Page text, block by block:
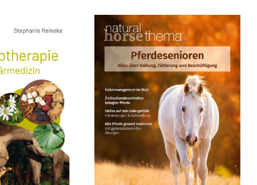
sortiert